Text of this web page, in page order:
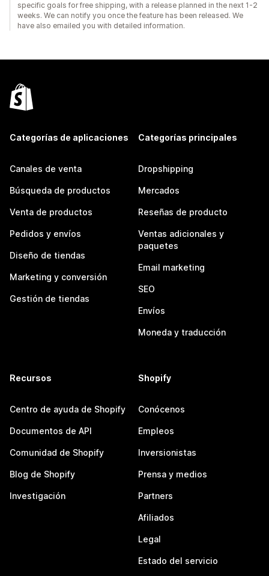
specific goals for free shipping, with a release planned in the next 1-2
weeks. We can notify you once the feature has been released. We
have also emailed you with detailed information.
Categorías de aplicaciones
Canales de venta
Búsqueda de productos
Venta de productos
Pedidos y envíos
Diseño de tiendas
Marketing y conversión
Gestión de tiendas
Categorías principales
Dropshipping
Mercados
Reseñas de producto
Ventas adicionales y
paquetes
Email marketing
SEO
Envíos
Moneda y traducción
Recursos
Centro de ayuda de Shopify
Documentos de API
Comunidad de Shopify
Blog de Shopify
Investigación
Shopify
Conócenos
Empleos
Inversionistas
Prensa y medios
Partners
Afiliados
Legal
Estado del servicio